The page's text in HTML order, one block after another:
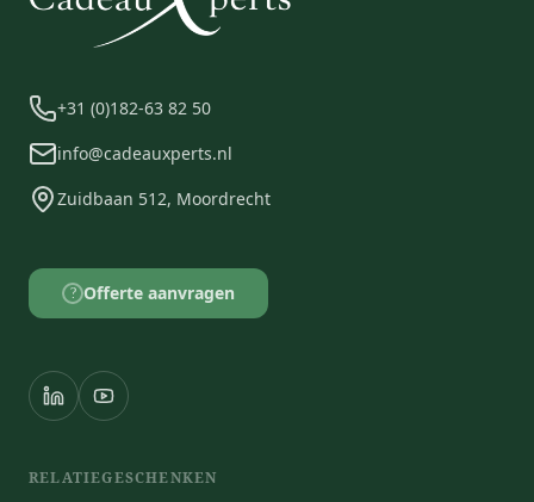
+31 (0)182-63 82 50
info@cadeauxperts.nl
Zuidbaan 512, Moordrecht
? Offerte aanvragen
RELATIEGESCHENKEN